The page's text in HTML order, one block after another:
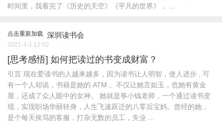
时间里，我看完了《历史的天空》《平凡的世界》， ...
点击重新加载 深圳读书会
2021-4-1 12:02
[思考感悟] 如何把读过的书变成财富？
引言 现在爱读书的人越来越多，因为读书让人明智，使人进步 , 可
有一个人却说，书籍是她的 ATM 。不仅让她言如玉，也她有黄金
屋，还成了众人眼中的女神。 她就是筝小钱老师，一个通过读书变
现，实现职场华丽转身，人生飞速跃迁的八零后宝妈。曾经的她，
是个每天挨骂的客服，打杂无数的员工，失业 ...